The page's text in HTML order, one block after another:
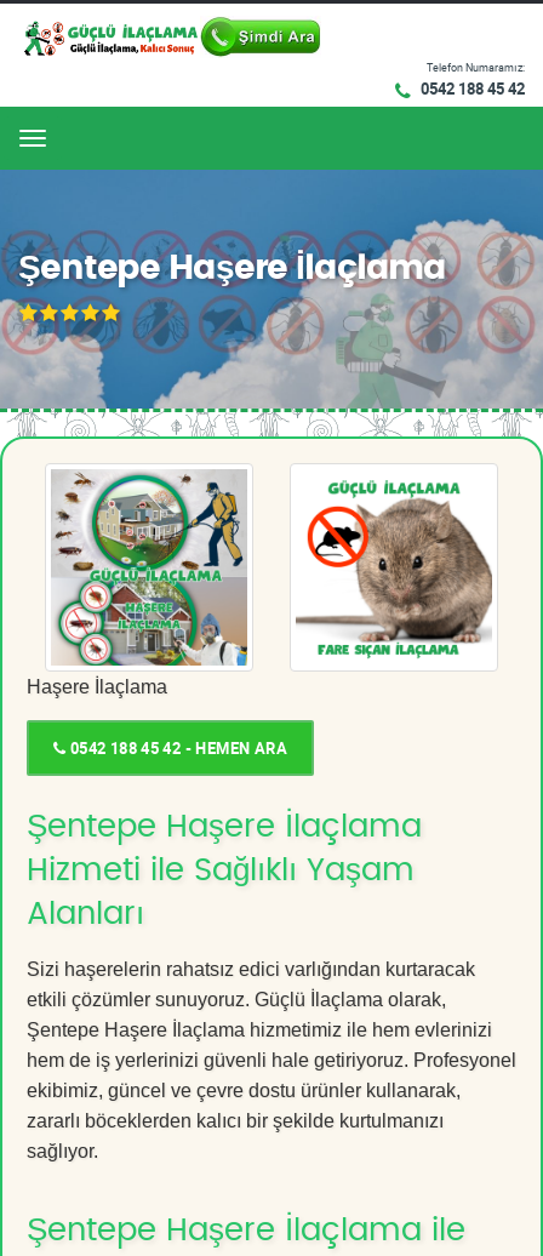
Telefon Numaramız:
0542 188 45 42
Menu
Şentepe Haşere İlaçlama
Haşere İlaçlama
0542 188 45 42 - HEMEN ARA
Şentepe Haşere İlaçlama
Hizmeti ile Sağlıklı Yaşam
Alanları
Sizi haşerelerin rahatsız edici varlığından kurtaracak
etkili çözümler sunuyoruz. Güçlü İlaçlama olarak,
Şentepe Haşere İlaçlama hizmetimiz ile hem evlerinizi
hem de iş yerlerinizi güvenli hale getiriyoruz. Profesyonel
ekibimiz, güncel ve çevre dostu ürünler kullanarak,
zararlı böceklerden kalıcı bir şekilde kurtulmanızı
sağlıyor.
Şentepe Haşere İlaçlama ile